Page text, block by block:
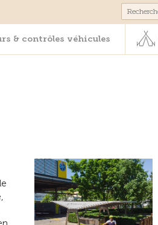
Cours & contrôles
& contrôles véhicules